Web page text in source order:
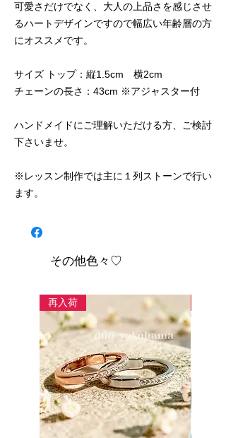
可愛さだけでなく、大人の上品さを感じさせ
るハートデザインですので幅広い年齢層の方
にオススメです。
サイズ トップ：縦1.5cm 横2cm
チェーンの長さ：43cm ※アジャスター付
ハンドメイドにご理解いただける方、ご検討
下さいませ。
※レッスン制作では主に１列ストーンで行い
ます。
その他色々♡
再入荷